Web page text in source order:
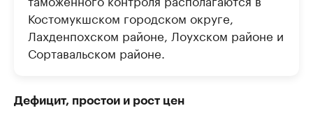
Костомукшском городском округе,
Лахденпохском районе, Лоухском районе и
Сортавальском районе.
Дефицит, простои и рост цен